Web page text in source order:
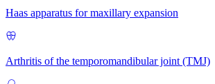
Haas apparatus for maxillary expansion
Arthritis of the temporomandibular joint (TMJ)